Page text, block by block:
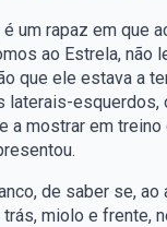
é um rapaz em
ao Estrela, não
que ele estava a
esquerdos,
a mostrar em
de saber se,
miolo e frente,